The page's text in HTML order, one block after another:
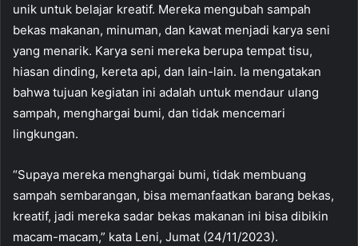
unik untuk belajar kreatif. Mereka mengubah sampah
bekas makanan, minuman, dan kawat menjadi karya seni
yang menarik. Karya seni mereka berupa tempat tisu,
hiasan dinding, kereta api, dan lain-lain. Ia mengatakan
bahwa tujuan kegiatan ini adalah untuk mendaur ulang
sampah, menghargai bumi, dan tidak mencemari
lingkungan.
“Supaya mereka menghargai bumi, tidak membuang
sampah sembarangan, bisa memanfaatkan barang bekas,
kreatif, jadi mereka sadar bekas makanan ini bisa dibikin
macam-macam,” kata Leni, Jumat (24/11/2023).